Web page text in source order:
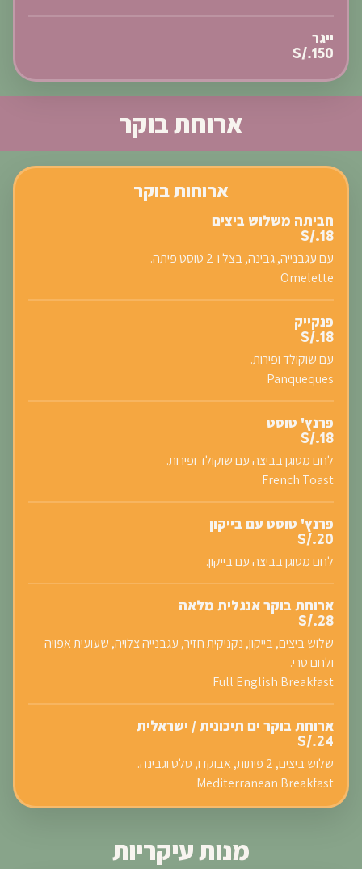
ייגר
S/.150
ארוחת בוקר
ארוחות בוקר
חביתה משלוש ביצים
S/.18
עם עגבנייה, גבינה, בצל ו-2 טוסט פיתה.
Omelette
פנקייק
S/.18
עם שוקולד ופירות.
Panqueques
פרנץ' טוסט
S/.18
לחם מטוגן בביצה עם שוקולד ופירות.
French Toast
פרנץ' טוסט עם בייקון
S/.20
לחם מטוגן בביצה עם בייקון.
ארוחת בוקר אנגלית מלאה
S/.28
שלוש ביצים, בייקון, נקניקית חזיר, עגבנייה צלויה, שעועית אפויה
ולחם טרי.
Full English Breakfast
ארוחת בוקר ים תיכונית / ישראלית
S/.24
שלוש ביצים, 2 פיתות, אבוקדו, סלט וגבינה.
Mediterranean Breakfast
מנות עיקריות